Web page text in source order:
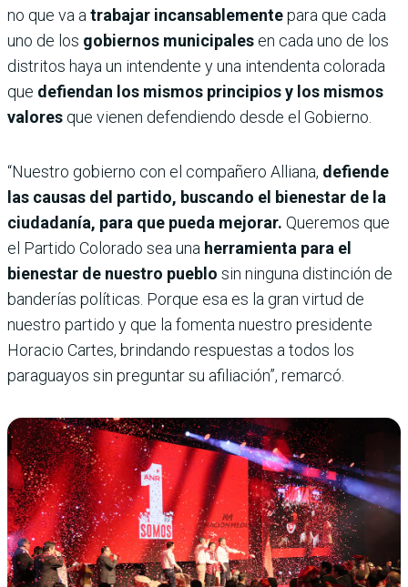
no que va a trabajar incansablementepara que cada
uno de los gobiernos municipales en cada uno de los
distritos haya un intendente y una intendenta colorada
que defiendan los mismos principios y los mismos
valores que vienen defendiendo desde el Gobierno.
“Nuestro gobierno con el compañero Alliana, defiende
las causas del partido, buscando el bienestar de la
ciudadanía, para que pueda mejorar. Queremos que
el Partido Colorado sea una herramienta para el
bienestar de nuestro pueblo sin ninguna distinción de
banderías políticas. Porque esa es la gran virtud de
nuestro partido y que la fomenta nuestro presidente
Horacio Cartes, brindando respuestas a todos los
paraguayos sin preguntar su afiliación”, remarcó.